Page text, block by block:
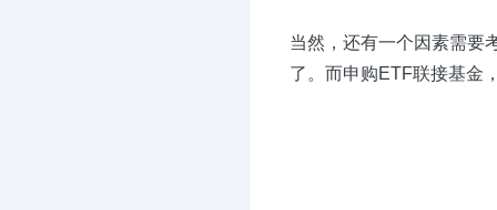
当然，还有一个因素需要
了。而申购ETF联接基金